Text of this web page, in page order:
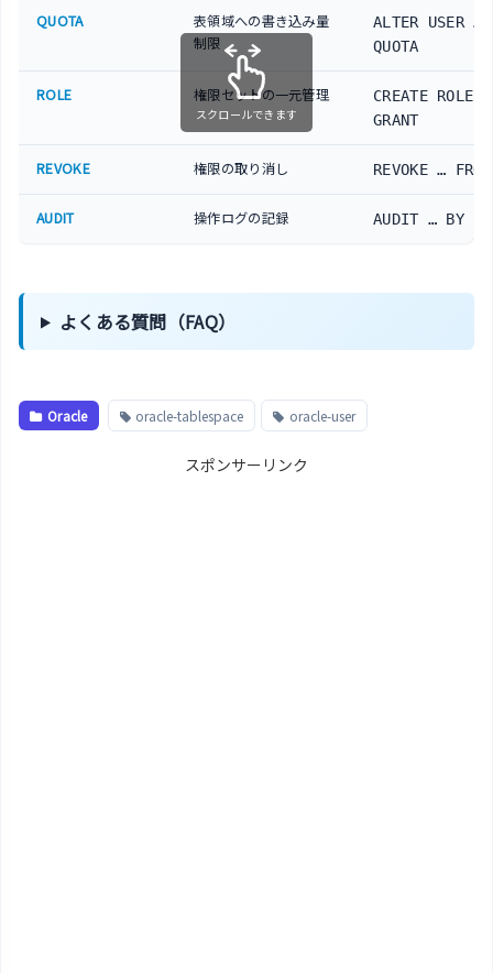
QUOTA
表領域への書き込み量
制限
ALTER USER …
QUOTA
ROLE 権限セットの一元管理
CREATE ROLE /
GRANT
REVOKE 権限の取り消し REVOKE … FROM
AUDIT 操作ログの記録 AUDIT … BY
スクロールできます
よくある質問（FAQ）
Oracle oracle-tablespace oracle-user
スポンサーリンク